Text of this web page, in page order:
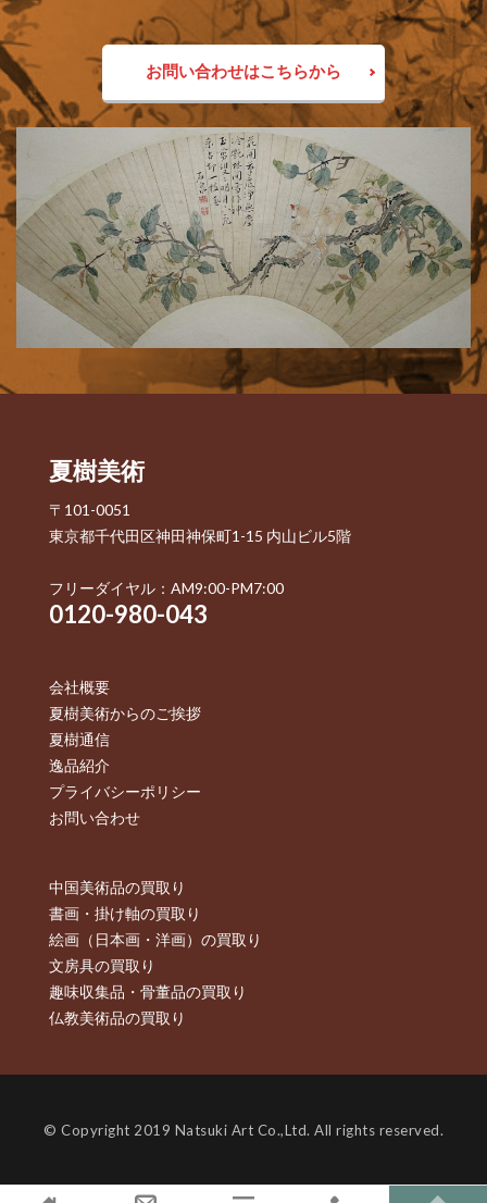
お問い合わせはこちらから
夏樹美術
〒101-0051
東京都千代田区神田神保町1-15 内山ビル5階
フリーダイヤル：AM9:00-PM7:00
0120-980-043
会社概要
夏樹美術からのご挨拶
夏樹通信
逸品紹介
プライバシーポリシー
お問い合わせ
中国美術品の買取り
書画・掛け軸の買取り
絵画（日本画・洋画）の買取り
文房具の買取り
趣味収集品・骨董品の買取り
仏教美術品の買取り
© Copyright 2019 Natsuki Art Co.,Ltd. All rights reserved.